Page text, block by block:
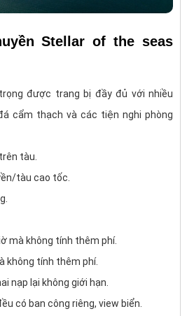
Stellar of the seas
được trang bị đầy đủ với nhiều
cẩm thạch và các tiện nghi phòng
tàu.
tàu cao tốc.
mà không tính thêm phí.
không tính thêm phí.
nạp lại không giới hạn.
có ban công riêng, view biển.